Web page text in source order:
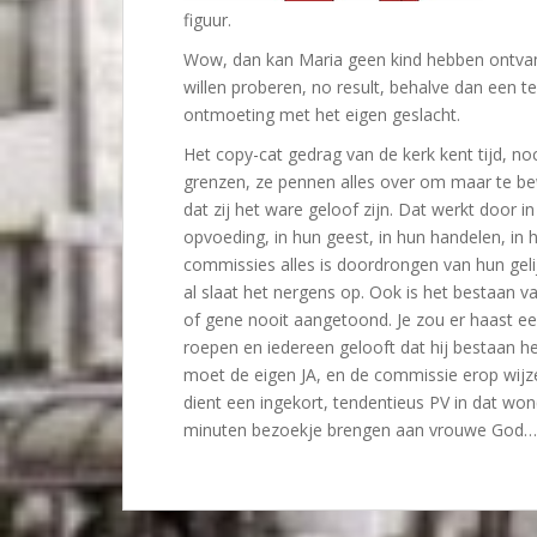
figuur.
Wow, dan kan Maria geen kind hebben
willen proberen, no result, behalve dan een
ontmoeting met het eigen geslacht.
Het copy-cat gedrag van de kerk kent tijd,
grenzen, ze pennen alles over om maar te
dat zij het ware geloof zijn. Dat werkt door in
opvoeding, in hun geest, in hun handelen, in
commissies alles is doordrongen van hun
al slaat het nergens op. Ook is het bestaan
of gene nooit aangetoond. Je zou er haast
roepen en iedereen gelooft dat hij bestaan
moet de eigen JA, en de commissie erop
dient een ingekort, tendentieus PV in dat
minuten bezoekje brengen aan vrouwe